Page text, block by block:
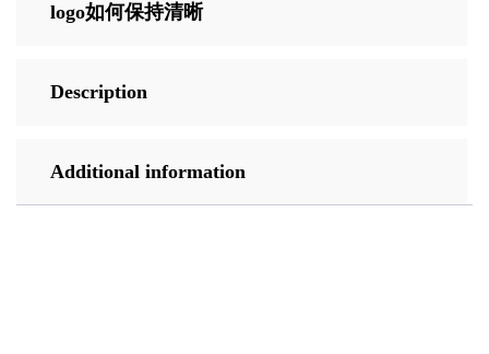
logo如何保持清晰
Description
Additional information